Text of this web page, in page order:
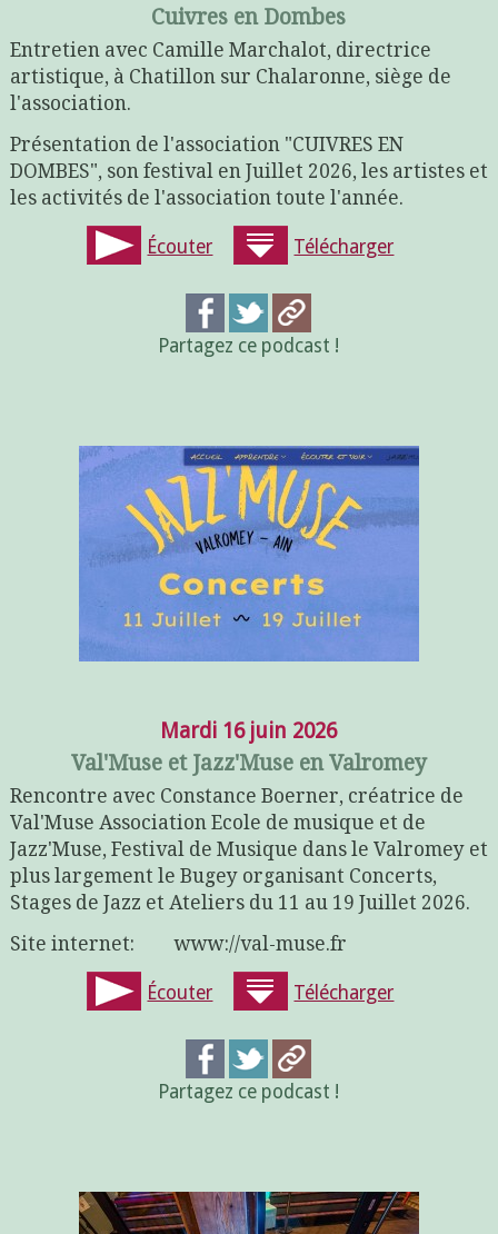
Cuivres en Dombes
Entretien avec Camille Marchalot, directrice
artistique, à Chatillon sur Chalaronne, siège de
l'association.
Présentation de l'association "CUIVRES EN
DOMBES", son festival en Juillet 2026, les artistes et
les activités de l'association toute l'année.
Écouter Télécharger
Partagez ce podcast !
Mardi 16 juin 2026
Val'Muse et Jazz'Muse en Valromey
Rencontre avec Constance Boerner, créatrice de
Val'Muse Association Ecole de musique et de
Jazz'Muse, Festival de Musique dans le Valromey et
plus largement le Bugey organisant Concerts,
Stages de Jazz et Ateliers du 11 au 19 Juillet 2026.
Site internet: www://val-muse.fr
Écouter Télécharger
Partagez ce podcast !